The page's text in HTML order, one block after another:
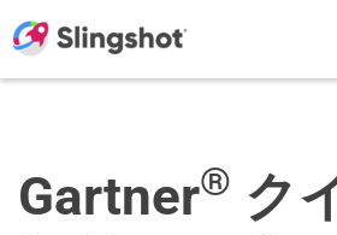
Gartner® ク